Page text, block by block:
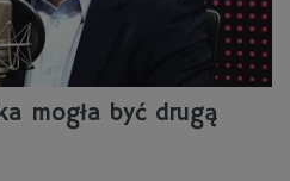
mogła być drugą